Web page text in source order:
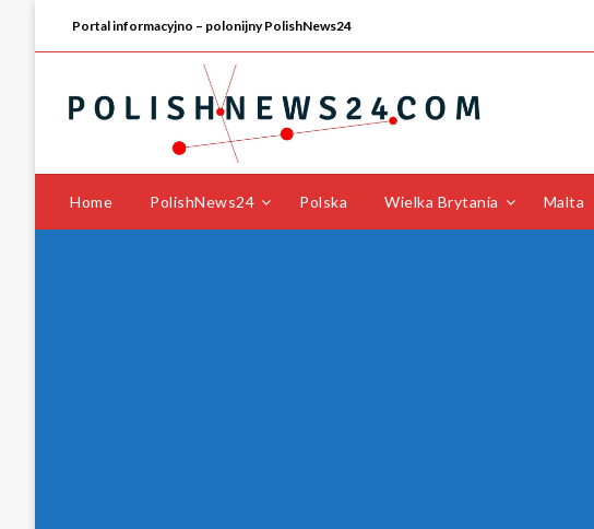
Portal informacyjno – polonijny PolishNews24
Home PolishNews24 Polska Wielka Brytania Malta